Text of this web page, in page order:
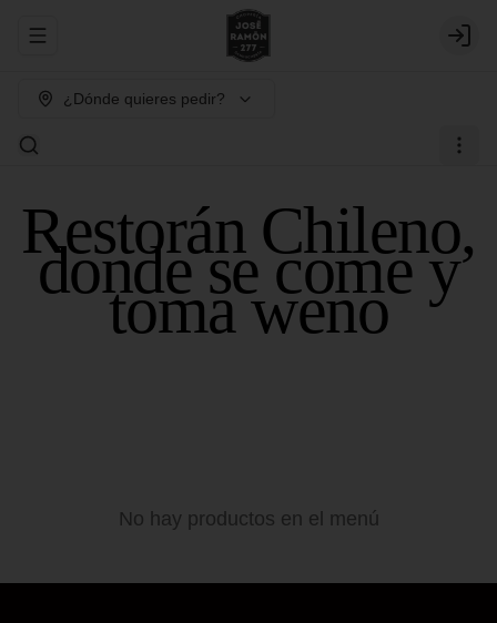
Abrir menu de navegación Login
¿Dónde quieres pedir?
Restorán Chileno,
donde se come y
toma weno
No hay productos en el menú